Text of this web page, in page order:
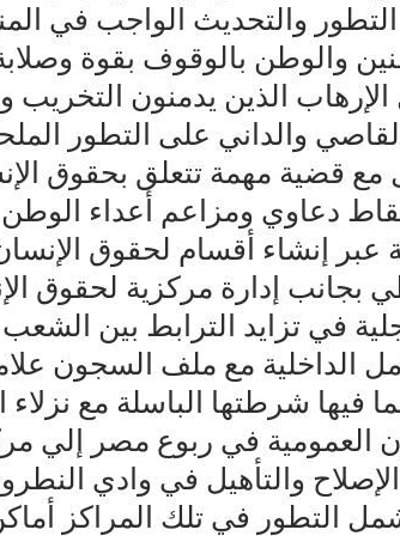
والتحديث الواجب في
والوطن بالوقوف بقوة
الذين يدمنون التخريب
والداني على التطور
مع قضية مهمة تتعلق بحقوق
دعاوي ومزاعم أعداء
عبر إنشاء أقسام لحقوق
بجانب إدارة مركزية لحقوق
جلية في تزايد الترابط بين
الداخلية مع ملف السجون
بما فيها شرطتها الباسلة مع
العمومية في ربوع مصر إلي
والتأهيل في وادي
التطور في تلك المراكز